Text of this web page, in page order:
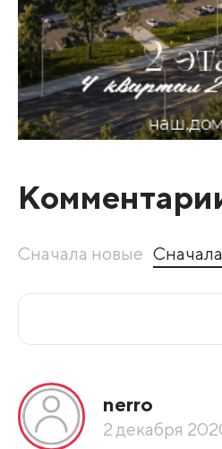
Сначала новые
По рейтингу
nerro
2 декабря